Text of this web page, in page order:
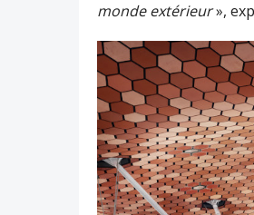
monde extérieur»,